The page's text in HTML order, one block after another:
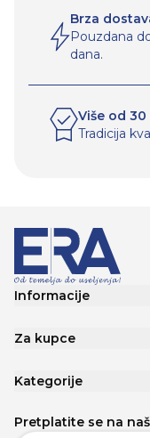
Brza
Pouzdana
dana.
Više od
Tradicija
Informacije
Za kupce
Kategorije
Pretplatite se na